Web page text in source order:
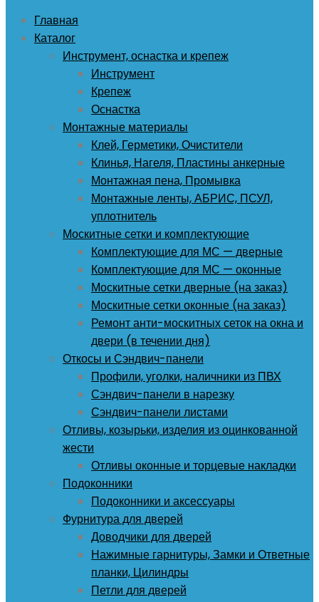
Главная
Каталог
Инструмент, оснастка и крепеж
Инструмент
Крепеж
Оснастка
Монтажные материалы
Клей, Герметики, Очистители
Клинья, Нагеля, Пластины анкерные
Монтажная пена, Промывка
Монтажные ленты, АБРИС, ПСУЛ,
уплотнитель
Москитные сетки и комплектующие
Комплектующие для МС — дверные
Комплектующие для МС — оконные
Москитные сетки дверные (на заказ)
Москитные сетки оконные (на заказ)
Ремонт анти-москитных сеток на окна и
двери (в течении дня)
Откосы и Сэндвич-панели
Профили, уголки, наличники из ПВХ
Сэндвич-панели в нарезку
Сэндвич-панели листами
Отливы, козырьки, изделия из оцинкованной
жести
Отливы оконные и торцевые накладки
Подоконники
Подоконники и аксессуары
Фурнитура для дверей
Доводчики для дверей
Нажимные гарнитуры, Замки и Ответные
планки, Цилиндры
Петли для дверей